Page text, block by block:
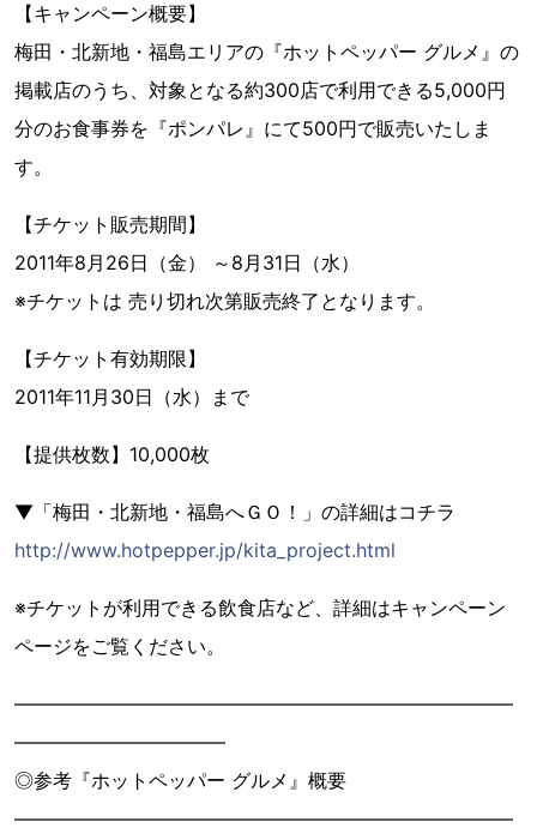
【キャンペーン概要】
梅田・北新地・福島エリアの『ホットペッパー グルメ』の
掲載店のうち、対象となる約300店で利用できる5,000円
分のお食事券を『ポンパレ』にて500円で販売いたしま
す。
【チケット販売期間】
2011年8月26日（金） ～8月31日（水）
※チケットは 売り切れ次第販売終了となります。
【チケット有効期限】
2011年11月30日（水）まで
【提供枚数】10,000枚
▼「梅田・北新地・福島へＧＯ！」の詳細はコチラ
http://www.hotpepper.jp/kita_project.html
※チケットが利用できる飲食店など、詳細はキャンペーン
ページをご覧ください。
――――――――――――――――――――――――――
―――――――――――
◎参考『ホットペッパー グルメ』概要
――――――――――――――――――――――――――